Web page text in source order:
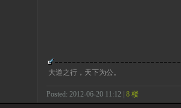
大道之行，天下为公。
Posted: 2012-06-20 11:12 | 8 楼